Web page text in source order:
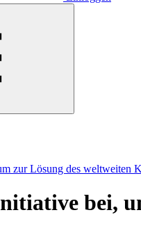
zur Lösung des weltweiten
bei,